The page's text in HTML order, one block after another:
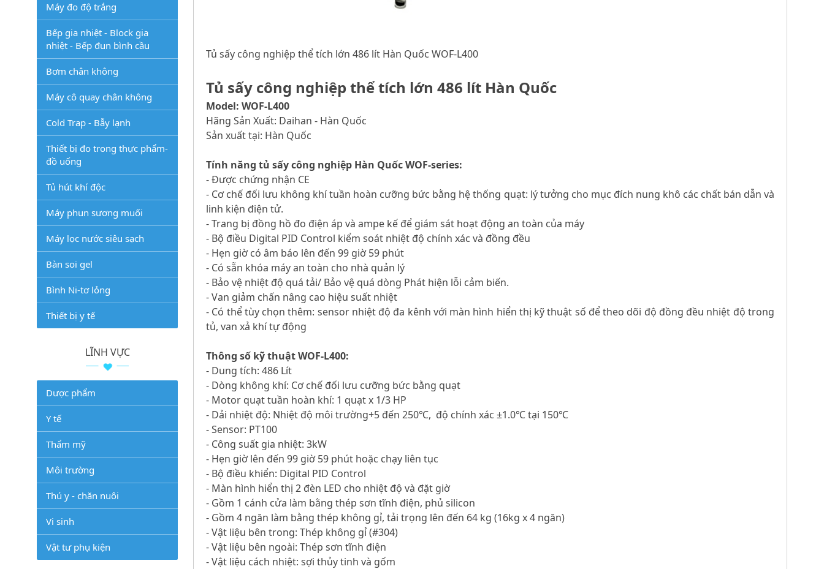
Tủ sấy công nghiệp thể tích lớn 486 lít Hàn Quốc WOF-L400
Tủ sấy công nghiệp thể tích lớn 486 lít Hàn Quốc
Model: WOF-L400
Hãng Sản Xuất: Daihan - Hàn Quốc
Sản xuất tại: Hàn Quốc
Tính năng tủ sấy công nghiệp Hàn Quốc WOF-series:
- Được chứng nhận CE
- Cơ chế đối lưu không khí tuần hoàn cưỡng bức bằng hệ thống quạt: lý tưởng cho mục đích nung khô các chất bán dẫn và
linh kiện điện tử.
- Trang bị đồng hồ đo điện áp và ampe kế để giám sát hoạt động an toàn của máy
- Bộ điều Digital PID Control kiểm soát nhiệt độ chính xác và đồng đều
- Hẹn giờ có âm báo lên đến 99 giờ 59 phút
- Có sẵn khóa máy an toàn cho nhà quản lý
- Bảo vệ nhiệt độ quá tải/ Bảo vệ quá dòng Phát hiện lỗi cảm biến.
- Van giảm chấn nâng cao hiệu suất nhiệt
- Có thể tùy chọn thêm: sensor nhiệt độ đa kênh với màn hình hiển thị kỹ thuật số để theo dõi độ đồng đều nhiệt độ trong
tủ, van xả khí tự động
Thông số kỹ thuật WOF-L400:
- Dung tích: 486 Lít
- Dòng không khí: Cơ chế đối lưu cưỡng bức bằng quạt
- Motor quạt tuần hoàn khí: 1 quạt x 1/3 HP
- Dải nhiệt độ: Nhiệt độ môi trường+5 đến 250℃, độ chính xác ±1.0℃ tại 150℃
- Sensor: PT100
- Công suất gia nhiệt: 3kW
- Hẹn giờ lên đến 99 giờ 59 phút hoặc chạy liên tục
- Bộ điều khiển: Digital PID Control
- Màn hình hiển thị 2 đèn LED cho nhiệt độ và đặt giờ
- Gồm 1 cánh cửa làm bằng thép sơn tĩnh điện, phủ silicon
- Gồm 4 ngăn làm bằng thép không gỉ, tải trọng lên đến 64 kg (16kg x 4 ngăn)
- Vật liệu bên trong: Thép không gỉ (#304)
- Vật liệu bên ngoài: Thép sơn tĩnh điện
- Vật liệu cách nhiệt: sợi thủy tinh và gốm
Máy đo độ trắng
Bếp gia nhiệt - Block gia
nhiệt - Bếp đun bình cầu
Bơm chân không
Máy cô quay chân không
Cold Trap - Bẫy lạnh
Thiết bị đo trong thực phẩm-
đồ uống
Tủ hút khí độc
Máy phun sương muối
Máy lọc nước siêu sạch
Bàn soi gel
Bình Ni-tơ lỏng
Thiết bị y tế
LĨNH VỰC
Dược phẩm
Y tế
Thẩm mỹ
Môi trường
Thú y - chăn nuôi
Vi sinh
Vật tư phụ kiện